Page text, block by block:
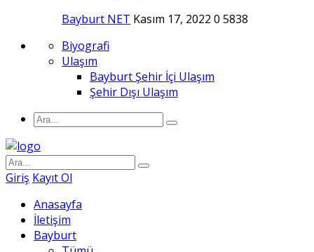
Bayburt NET Kasım 17, 2022 0 5838
Biyografi
Ulaşım
Bayburt Şehir İçi Ulaşım
Şehir Dışı Ulaşım
Giriş Kayıt Ol
Anasayfa
İletişim
Bayburt